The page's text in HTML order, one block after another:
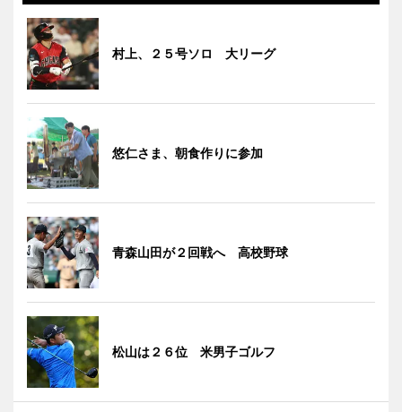
村上、２５号ソロ 大リーグ
悠仁さま、朝食作りに参加
青森山田が２回戦へ 高校野球
松山は２６位 米男子ゴルフ